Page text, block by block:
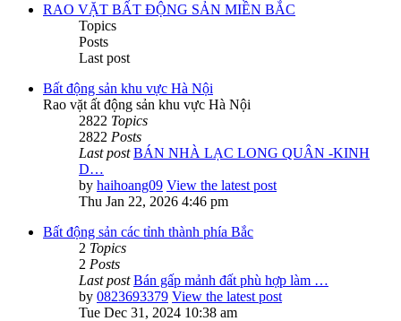
RAO VẶT BẤT ĐỘNG SẢN MIỀN BẮC
Topics
Posts
Last post
Bất động sản khu vực Hà Nội
Rao vặt ất động sản khu vực Hà Nội
2822 Topics
2822 Posts
Last post BÁN NHÀ LẠC LONG QUÂN -KINH
D…
by haihoang09 View the latest post
Thu Jan 22, 2026 4:46 pm
Bất động sản các tỉnh thành phía Bắc
2 Topics
2 Posts
Last post Bán gấp mảnh đất phù hợp làm …
by 0823693379 View the latest post
Tue Dec 31, 2024 10:38 am